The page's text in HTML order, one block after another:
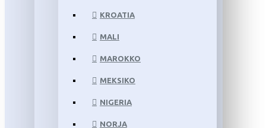
KROATIA
MALI
MAROKKO
MEKSIKO
NIGERIA
NORJA